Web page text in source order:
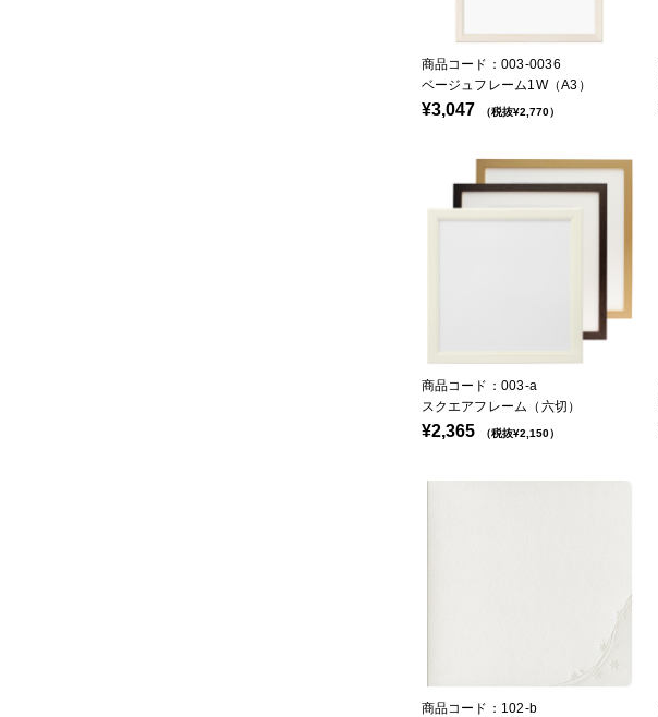
商品コード：003-0036
ベージュフレーム1W（A3）
¥3,047 （税抜¥2,770）
商品コード：003-a
スクエアフレーム（六切）
¥2,365 （税抜¥2,150）
商品コード：102-b